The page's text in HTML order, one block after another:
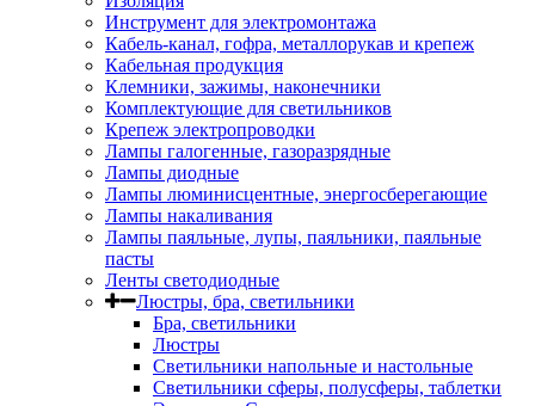
Инструмент для электромонтажа
Кабель-канал, гофра, металлорукав и крепеж
Кабельная продукция
Клемники, зажимы, наконечники
Комплектующие для светильников
Крепеж электропроводки
Лампы галогенные, газоразрядные
Лампы диодные
Лампы люминисцентные, энергосберегающие
Лампы накаливания
Лампы паяльные, лупы, паяльники, паяльные
пасты
Ленты светодиодные
Люстры, бра, светильники
Бра, светильники
Люстры
Светильники напольные и настольные
Светильники сферы, полусферы, таблетки